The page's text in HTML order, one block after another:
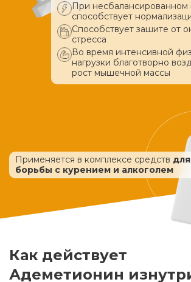
При несбалансированном
способствует
Способствует зашите от
стресса
Во время интенсивной
нагрузки благотворно
рост мышечной массы
Применяется в комплексе средств для
борьбы с курением и алкоголем
Как действует
Адеметионин